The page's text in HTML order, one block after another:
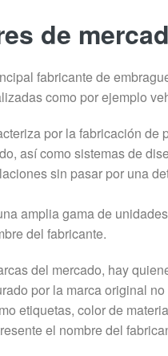
de
fabricante de
como por ejemplo
por la fabricación
así como sistemas de
sin pasar por una
amplia gama de
del fabricante.
del mercado, hay
por la marca original
etiquetas, color de
el nombre del